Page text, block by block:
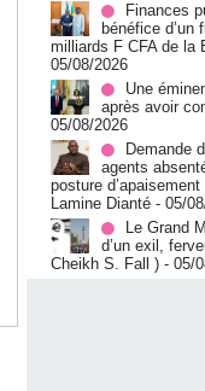
Finances
bénéfice d’un
milliards F CFA de la
05/08/2026
Une
après avoir
05/08/2026
Demande
agents
posture
Lamine Dianté - 05/
Le Grand
d’un exil,
Cheikh S. Fall ) - 05/